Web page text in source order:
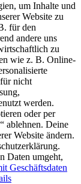
um Inhalte und
Website zu
für den
andere uns
zu
wie z. B. Online-
nicht
werden.
oder per
ablehnen. Deine
Website ändern.
Daten umgeht,
Geschäftsdaten